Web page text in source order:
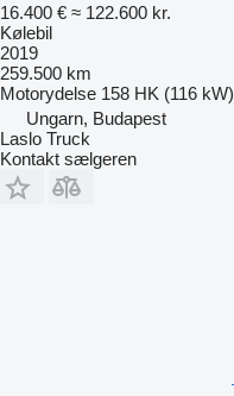
16.400 € ≈ 122.600 kr.
Kølebil
2019
259.500 km
Motorydelse 158 HK (116 kW)
Ungarn, Budapest
Laslo Truck
Kontakt sælgeren